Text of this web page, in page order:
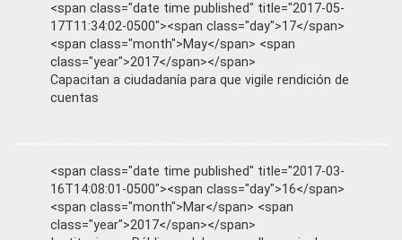
<span class="date time published" title="2017-05-
17T11:34:02-0500"><span class="day">17</span>
<span class="month">May</span> <span
class="year">2017</span></span>
Capacitan a ciudadanía para que vigile rendición de
cuentas
<span class="date time published" title="2017-03-
16T14:08:01-0500"><span class="day">16</span>
<span class="month">Mar</span> <span
class="year">2017</span></span>